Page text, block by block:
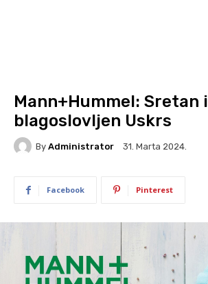
Mann+Hummel: Sretan i
blagoslovljen Uskrs
By Administrator 31. Marta 2024.
Facebook Pinterest